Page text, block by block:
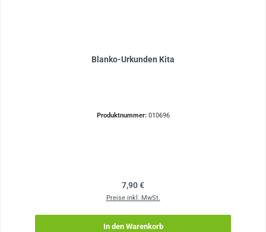
Blanko-Urkunden Kita
Produktnummer: 010696
Regulärer Preis:
7,90 €
Preise inkl. MwSt.
In den Warenkorb